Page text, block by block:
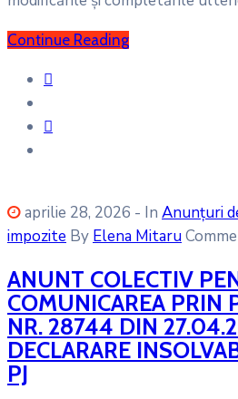
Continue Reading
aprilie 28, 2026 - In Anunțuri
impozite By Elena Mitaru
ANUNT COLECTIV
COMUNICAREA PRIN
NR. 28744 DIN
DECLARARE
PJ